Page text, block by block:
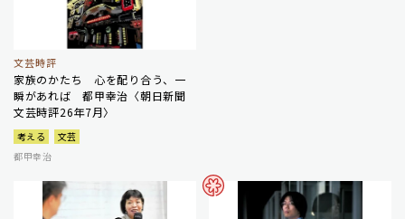
文芸時評
家族のかたち 心を配り合う、一
瞬があれば 都甲幸治〈朝日新聞
文芸時評26年7月〉
考える
文芸
都甲幸治